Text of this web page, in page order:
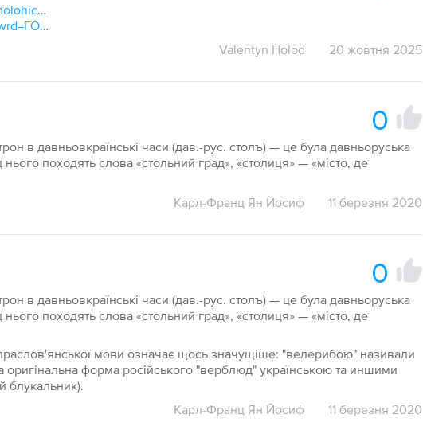
https://archive.org/details/etymolohichno-semantychnyi-slovnyk-ukrainskoi-movy/page/n146/mode/1up
https://slovnyk.ua/index.php?swrd=ГОРНІЙ
Valentyn Holod 20 жовтня 2025
0
в давньовкраїнські часи (дав.-рус. столъ) — це була давньоруська
нього походять слова «стольний град», «столиця» — «місто, де
Карл-Франц Ян Йосиф 11 березня 2020
0
в давньовкраїнські часи (дав.-рус. столъ) — це була давньоруська
нього походять слова «стольний град», «столиця» — «місто, де
мови означає щось значущіше: "велерибою" називали
оригінальна форма російського "верблюд" українською та иншими
блукальник).
Карл-Франц Ян Йосиф 11 березня 2020